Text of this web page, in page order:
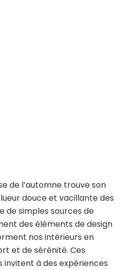
de l’automne trouve son
douce et vacillante des
de simples sources de
des éléments de design
nos intérieurs en
et de sérénité. Ces
à des expériences